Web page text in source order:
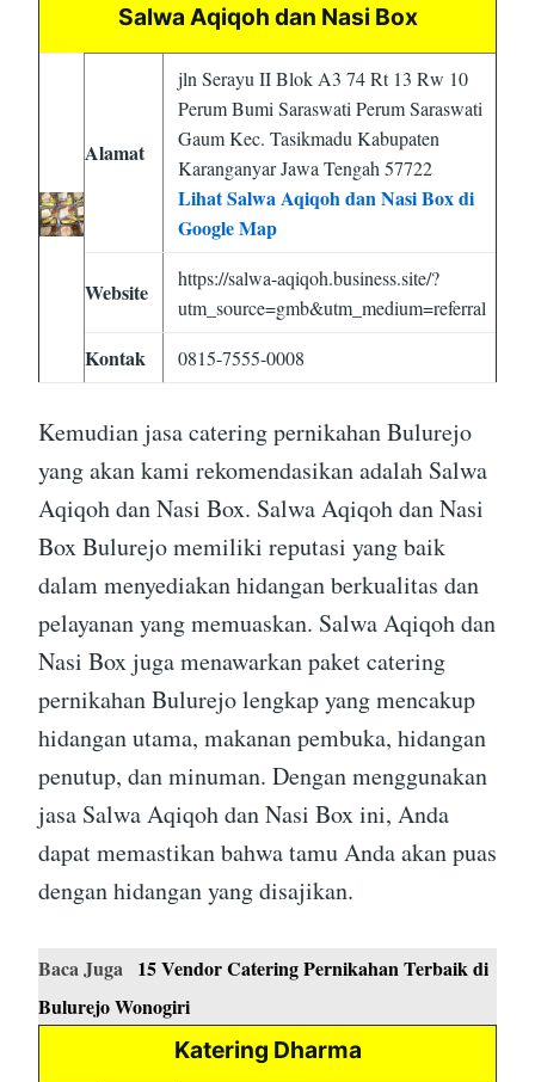
Salwa Aqiqoh dan Nasi Box
Alamat
jln Serayu II Blok A3 74 Rt 13 Rw 10
Perum Bumi Saraswati Perum Saraswati
Gaum Kec. Tasikmadu Kabupaten
Karanganyar Jawa Tengah 57722
Lihat Salwa Aqiqoh dan Nasi Box di
Google Map
Website
https://salwa-aqiqoh.business.site/?
utm_source=gmb&utm_medium=referral
Kontak 0815-7555-0008
Kemudian jasa catering pernikahan Bulurejo
yang akan kami rekomendasikan adalah Salwa
Aqiqoh dan Nasi Box. Salwa Aqiqoh dan Nasi
Box Bulurejo memiliki reputasi yang baik
dalam menyediakan hidangan berkualitas dan
pelayanan yang memuaskan. Salwa Aqiqoh dan
Nasi Box juga menawarkan paket catering
pernikahan Bulurejo lengkap yang mencakup
hidangan utama, makanan pembuka, hidangan
penutup, dan minuman. Dengan menggunakan
jasa Salwa Aqiqoh dan Nasi Box ini, Anda
dapat memastikan bahwa tamu Anda akan puas
dengan hidangan yang disajikan.
Baca Juga 15 Vendor Catering Pernikahan Terbaik di
Bulurejo Wonogiri
Katering Dharma